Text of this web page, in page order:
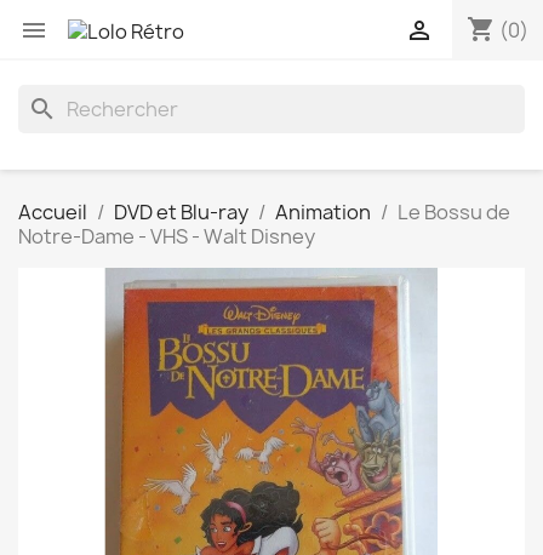
 shopping_cart (0)

search
Accueil DVD et Blu-ray Animation
Le Bossu de
Notre-Dame - VHS - Walt Disney